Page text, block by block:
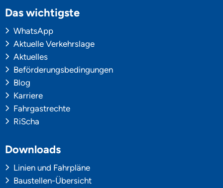
Das wichtigste
WhatsApp
Aktuelle Verkehrslage
Aktuelles
Beförderungsbedingungen
Blog
Karriere
Fahrgastrechte
RiScha
Downloads
Linien und Fahrpläne
Baustellen-Übersicht